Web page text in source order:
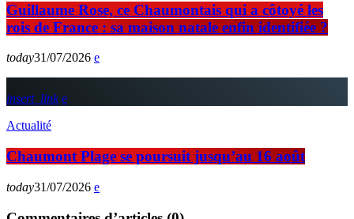
Guillaume Rose, ce Chaumontais qui a côtoyé les
rois de France : sa maison natale enfin identifiée ?
today31/07/2026
insert_link
Actualité
Chaumont Plage se poursuit jusqu’au 16 août
today31/07/2026